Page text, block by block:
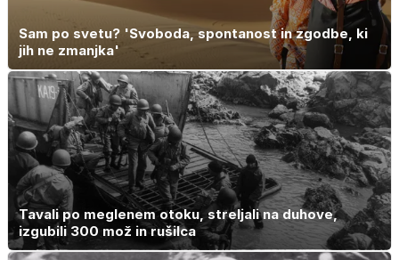
Sam po svetu? 'Svoboda, spontanost in zgodbe, ki
jih ne zmanjka'
Tavali po meglenem otoku, streljali na duhove,
izgubili 300 mož in rušilca